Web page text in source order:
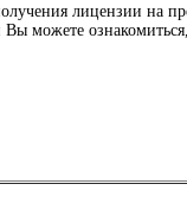
лицензии на
можете